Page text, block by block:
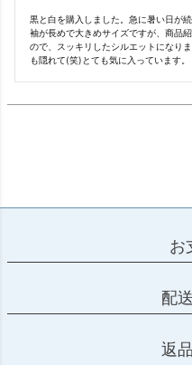
黒と白を購入しました。急に暑い日が
袖が長めで大きめサイズですが、商品
ので、スッキリしたシルエットになり
も隠れて(笑)とても気に入っています。
お
配
返